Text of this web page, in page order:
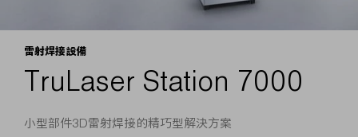
雷射焊接設備
TruLaser Station 7000
小型部件3D雷射焊接的精巧型解決方案